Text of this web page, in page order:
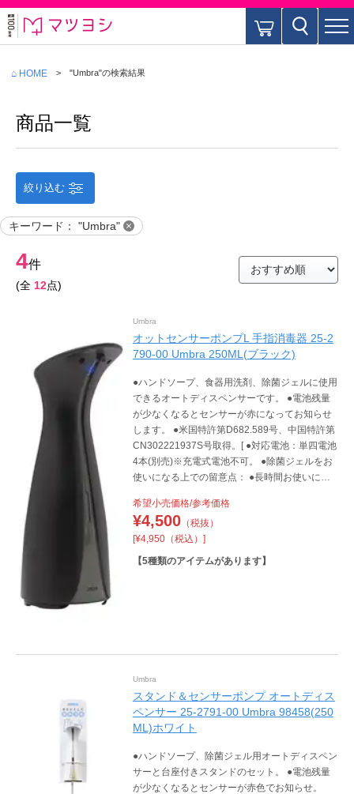
⌂ HOME "Umbra"の検索結果
商品一覧
絞り込む
キーワード ： "Umbra"
4件
(全 12点)
Umbra
オットセンサーポンプL 手指消毒器 25-2
790-00 Umbra 250ML(ブラック)
●ハンドソープ、食器用洗剤、除菌ジェルに使用
できるオートディスペンサーです。 ●電池残量
が少なくなるとセンサーが赤になってお知らせ
します。 ●米国特許第D682.589号、中国特許第
CN302221937S号取得。[ ●対応電池：単四電池
4本(別売)※充電式電池不可。 ●除菌ジェルをお
使いになる上での留意点： ●長時間お使いにな
すので1日1回以上、頻度よくご使用ください。
(推奨ジェルで3日以内程度) ●出口近くのジェル
が乾燥して硬化することがありますので、液だ
れが気になるようでしたら乾いた布等で拭いて
希望小売価格/参考価格
¥4,500（税抜）
[¥4,950（税込）]
【5種類のアイテムがあります】
Umbra
スタンド＆センサーポンプ オートディス
ペンサー 25-2791-00 Umbra 98458(250
ML)ホワイト
●ハンドソープ、除菌ジェル用オートディスペン
サーと台座付きスタンドのセット。 ●電池残量
が少なくなるとセンサーが赤色でお知らせ。